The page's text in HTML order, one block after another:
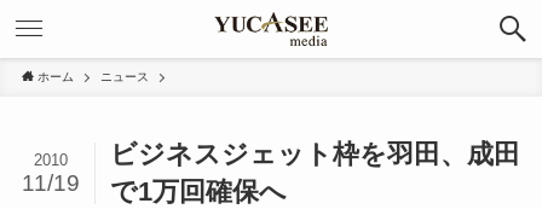
ホーム ニュース
ビジネスジェット枠を羽田、成田
で1万回確保へ
2010
11/19